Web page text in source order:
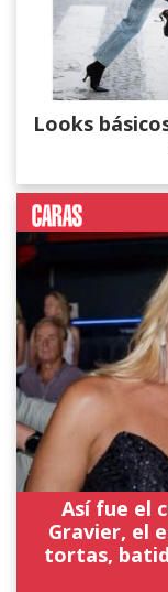
Looks
Así fue el
Gravier, el
tortas,